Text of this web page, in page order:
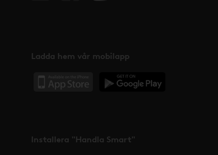
Ladda hem vår mobilapp
Installera "Handla Smart"